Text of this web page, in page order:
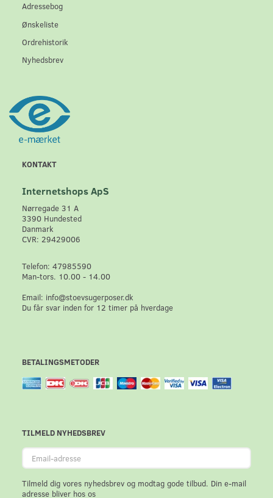
Adressebog
Ønskeliste
Ordrehistorik
Nyhedsbrev
KONTAKT
Internetshops ApS
Nørregade 31 A
3390 Hundested
Danmark
CVR: 29429006
Telefon: 47985590
Man-tors. 10.00 - 14.00
Email: info@stoevsugerposer.dk
Du får svar inden for 12 timer på hverdage
BETALINGSMETODER
TILMELD NYHEDSBREV
Email-
adresse
Tilmeld dig vores nyhedsbrev og modtag gode tilbud. Din e-mail
adresse bliver hos os